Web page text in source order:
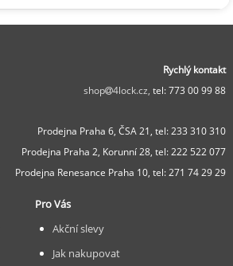
Rychlý kontakt
shop
4lock.cz, tel: 773 00 99 88
Prodejna Praha 6, ČSA 21, tel: 233 310 310
Prodejna Praha 2, Korunní 28, tel: 222 522 077
Prodejna Renesance Praha 10, tel: 271 74 29 29
Pro Vás
Akční slevy
Jak nakupovat